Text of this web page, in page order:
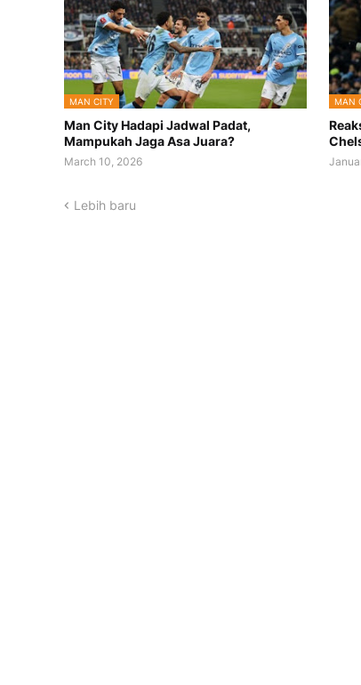
MAN CITY
Man City Hadapi Jadwal Padat,
Mampukah Jaga Asa Juara?
March 10, 2026
MAN
Lebih baru